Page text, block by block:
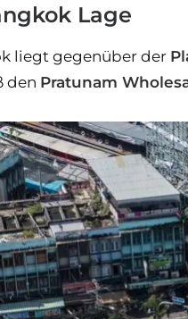
Lage
liegt gegenüber der
den Pratunam